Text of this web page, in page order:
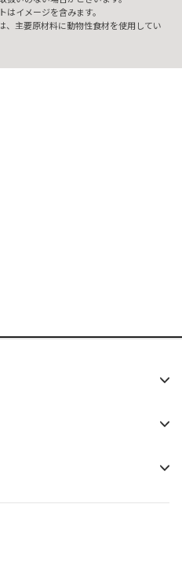
イメージを含みます。
、主要原材料に動物性食材を使用してい